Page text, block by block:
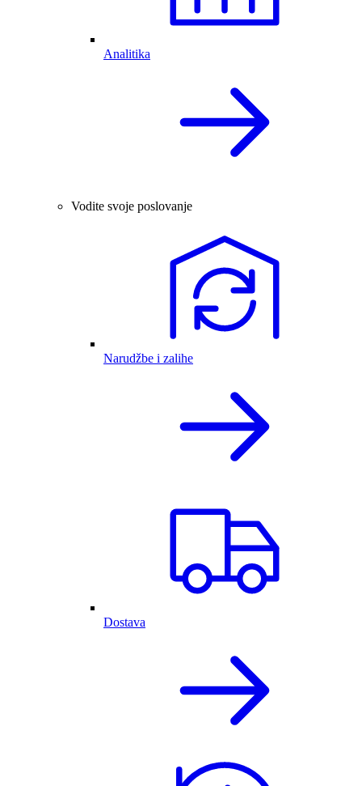
Analitika
Vodite svoje poslovanje
Narudžbe i zalihe
Dostava